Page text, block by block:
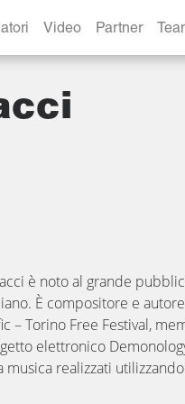
Video Partner
è noto al grande
È compositore e
– Torino Free Festival,
elettronico
realizzati